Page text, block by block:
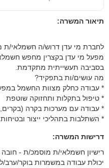
תיאור המשרה:
לחברת מי עדן דרוש/ה חשמלאי/ת
מפעל מי עדן בקצרין מחפש
בסביבה תעשייתית מתקדמת.
מה עושים/ות בתפקיד?
* עבודה כחלק מצוות החשמל
* טיפול בתקלות ותחזוקה שוטפת
* עבודה עם מערכות בקרה (בקרים, PLC, HMI)
* השתלבות בתהליכי ייצור ובטיחות
דרישות המשרה:
רישיון חשמלאי/ת מוסמכ/ת - חובה
יכולת עבודה במשמרות בוקר/ערב/